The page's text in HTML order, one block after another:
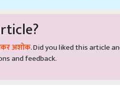
अशोक. Did you liked this article
and feedback.